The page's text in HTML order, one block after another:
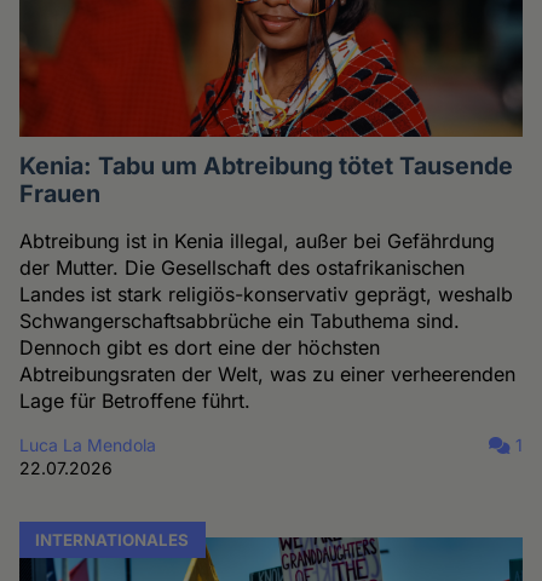
Kenia: Tabu um Abtreibung tötet Tausende
Frauen
Abtreibung ist in Kenia illegal, außer bei Gefährdung
der Mutter. Die Gesellschaft des ostafrikanischen
Landes ist stark religiös-konservativ geprägt, weshalb
Schwangerschaftsabbrüche ein Tabuthema sind.
Dennoch gibt es dort eine der höchsten
Abtreibungsraten der Welt, was zu einer verheerenden
Lage für Betroffene führt.
Luca La Mendola
22.07.2026
1
INTERNATIONALES